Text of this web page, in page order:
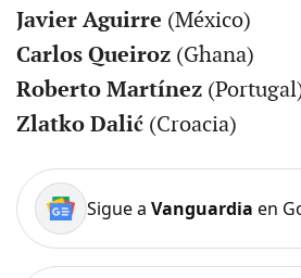
Javier Aguirre (México)
Carlos Queiroz(Ghana)
Roberto Martínez
Zlatko Dalić(Croacia)
Sigue a Vanguardia en